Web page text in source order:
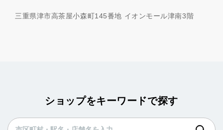
三重県津市高茶屋小森町145番地 イオンモール津南3階
ショップをキーワードで探す